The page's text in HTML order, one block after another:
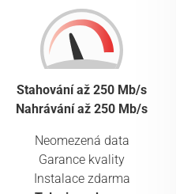
Stahování až 250 Mb/s
Nahrávání až 250 Mb/s
Neomezená data
Garance kvality
Instalace zdarma